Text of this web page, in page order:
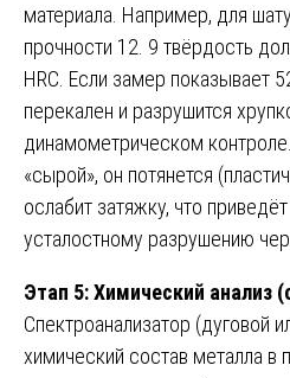
материала. Например, для
прочности 12. 9 твёрдость
HRC. Если замер показывает
перекален и разрушится
динамометрическом
«сырой», он потянется
ослабит затяжку, что
усталостному разрушению
Этап 5: Химический анализ
Спектроанализатор (дуговой
химический состав металла в